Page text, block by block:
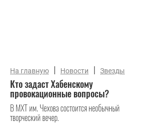
На главную | Новости | Звезды
Кто задаст Хабенскому
провокационные вопросы?
В МХТ им. Чехова состоится необычный
творческий вечер.